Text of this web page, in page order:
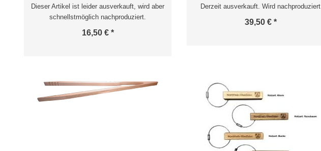
Dieser Artikel ist leider ausverkauft, wird aber
schnellstmöglich nachproduziert.
16,50 € *
Derzeit ausverkauft. Wird nachproduziert
39,50 € *